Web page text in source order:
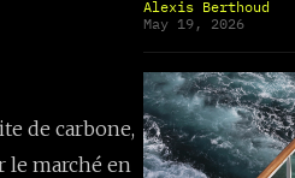
de carbone,
le marché en
Alexis Berthoud
May 19, 2026